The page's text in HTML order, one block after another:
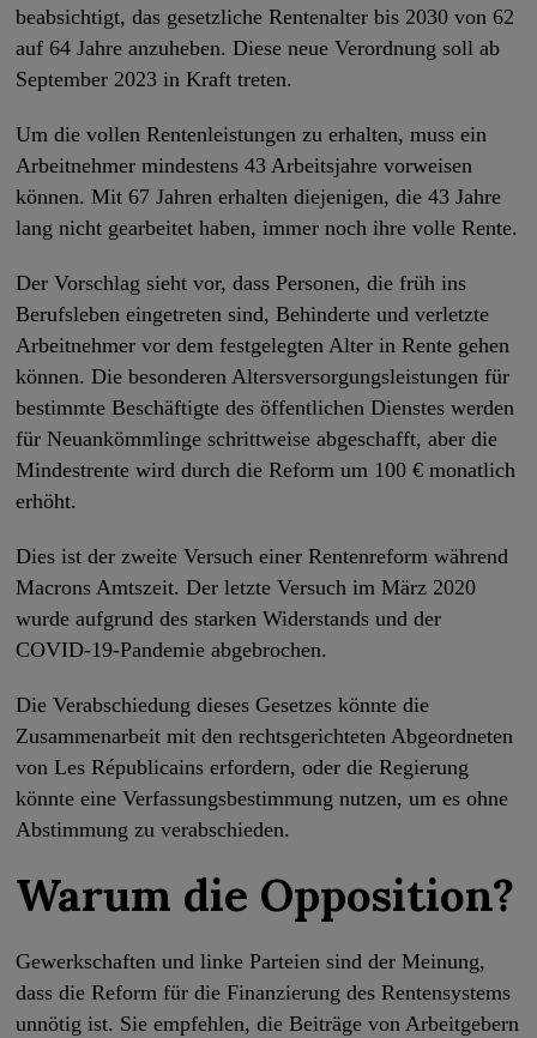
beabsichtigt, das gesetzliche Rentenalter bis 2030 von 62
auf 64 Jahre anzuheben. Diese neue Verordnung soll ab
September 2023 in Kraft treten.
Um die vollen Rentenleistungen zu erhalten, muss ein
Arbeitnehmer mindestens 43 Arbeitsjahre vorweisen
können. Mit 67 Jahren erhalten diejenigen, die 43 Jahre
lang nicht gearbeitet haben, immer noch ihre volle Rente.
Der Vorschlag sieht vor, dass Personen, die früh ins
Berufsleben eingetreten sind, Behinderte und verletzte
Arbeitnehmer vor dem festgelegten Alter in Rente gehen
können. Die besonderen Altersversorgungsleistungen für
bestimmte Beschäftigte des öffentlichen Dienstes werden
für Neuankömmlinge schrittweise abgeschafft, aber die
Mindestrente wird durch die Reform um 100 € monatlich
erhöht.
Dies ist der zweite Versuch einer Rentenreform während
Macrons Amtszeit. Der letzte Versuch im März 2020
wurde aufgrund des starken Widerstands und der
COVID-19-Pandemie abgebrochen.
Die Verabschiedung dieses Gesetzes könnte die
Zusammenarbeit mit den rechtsgerichteten Abgeordneten
von Les Républicains erfordern, oder die Regierung
könnte eine Verfassungsbestimmung nutzen, um es ohne
Abstimmung zu verabschieden.
Warum die Opposition?
Gewerkschaften und linke Parteien sind der Meinung,
dass die Reform für die Finanzierung des Rentensystems
unnötig ist. Sie empfehlen, die Beiträge von Arbeitgebern